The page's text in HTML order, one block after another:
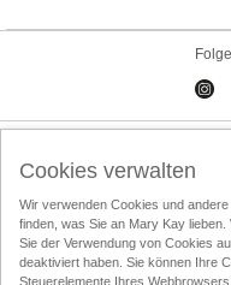
Nutzungsbedingungen
Entsorgung
InTouch
Cookies verwalten
Wir verwenden Cookies und
finden, was Sie an Mary Kay
Sie der Verwendung von Cookies
deaktiviert haben. Sie können Ihre
Steuerelemente Ihres